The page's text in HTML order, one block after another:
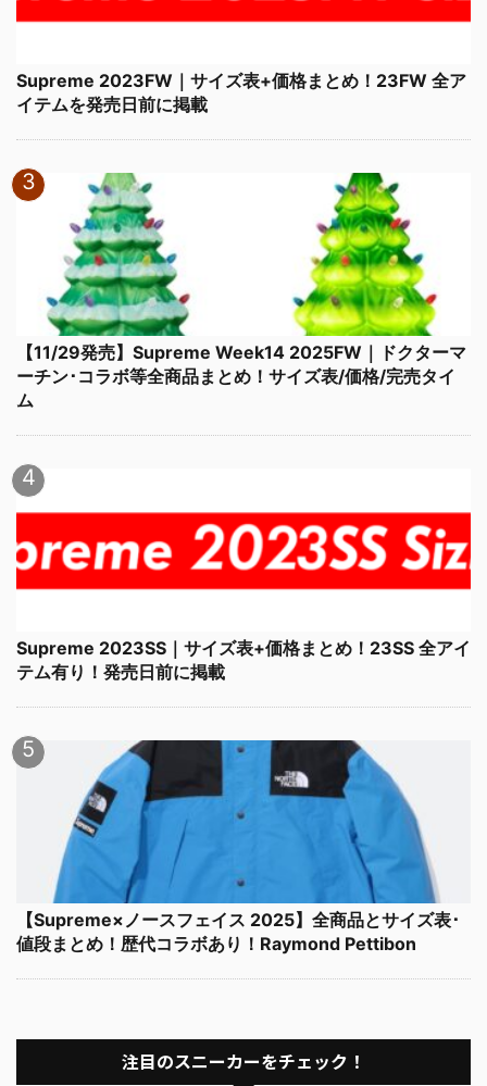
Supreme 2023FW｜サイズ表+価格まとめ！23FW 全ア
イテムを発売日前に掲載
【11/29発売】Supreme Week14 2025FW｜ドクターマ
ーチン･コラボ等全商品まとめ！サイズ表/価格/完売タイ
ム
Supreme 2023SS｜サイズ表+価格まとめ！23SS 全アイ
テム有り！発売日前に掲載
【Supreme×ノースフェイス 2025】全商品とサイズ表･
値段まとめ！歴代コラボあり！Raymond Pettibon
注目のスニーカーをチェック！